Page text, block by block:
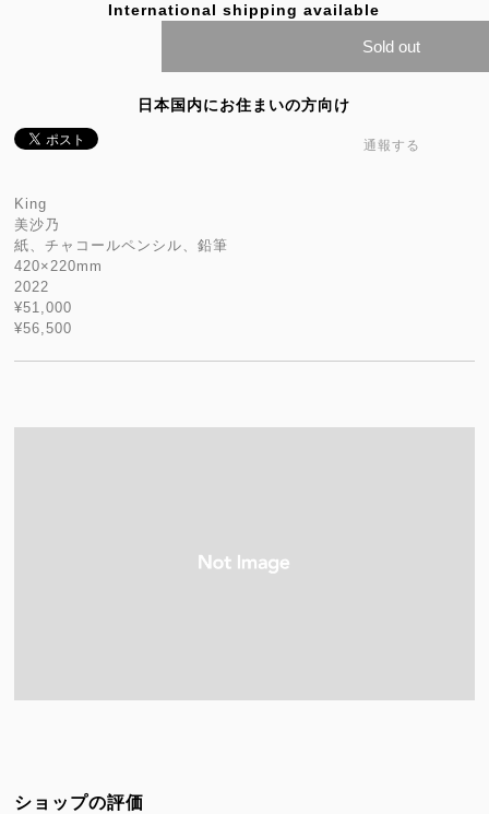
International shipping available
Sold out
日本国内にお住まいの方向け
通報する
King
美沙乃
紙、チャコールペンシル、鉛筆
420×220mm
2022
¥51,000
¥56,500
ショップの評価